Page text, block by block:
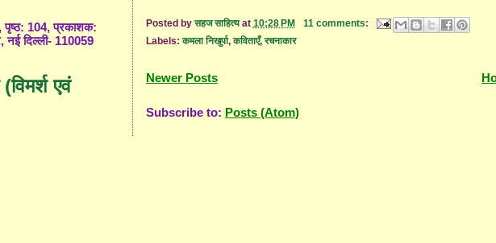
Posted byसहज साहित्य at 10:28 PM
11 comments:
Labels:कमला निखुर्पा,कविताएँ,रचनाकार
Newer Posts
Subscribe to: Posts (Atom)
104, प्रकाशक:
नई दिल्ली- 110059
एवं